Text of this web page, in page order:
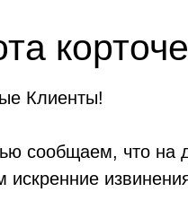
Клиенты!
сообщаем, что на
искренние